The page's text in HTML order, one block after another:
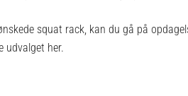
squat rack, kan du gå på
udvalget her.